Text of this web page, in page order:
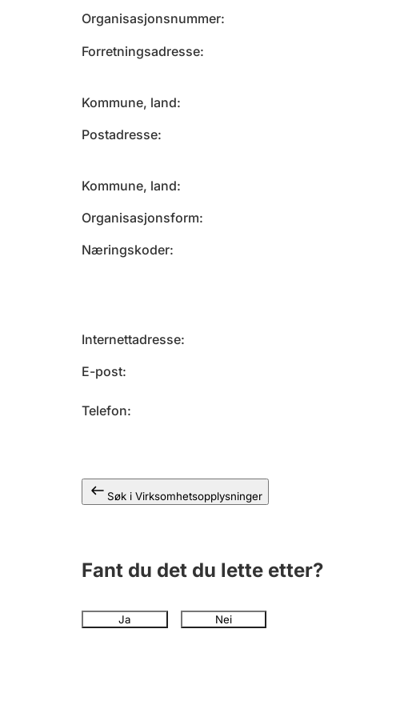
Organisasjonsnummer
Forretningsadresse
Kommune, land
Postadresse
Kommune, land
Organisasjonsform
Næringskoder
Internettadresse
E-post
Telefon
Søk i Virksomhetsopplysninger
Fant du det du lette etter?
Ja Nei